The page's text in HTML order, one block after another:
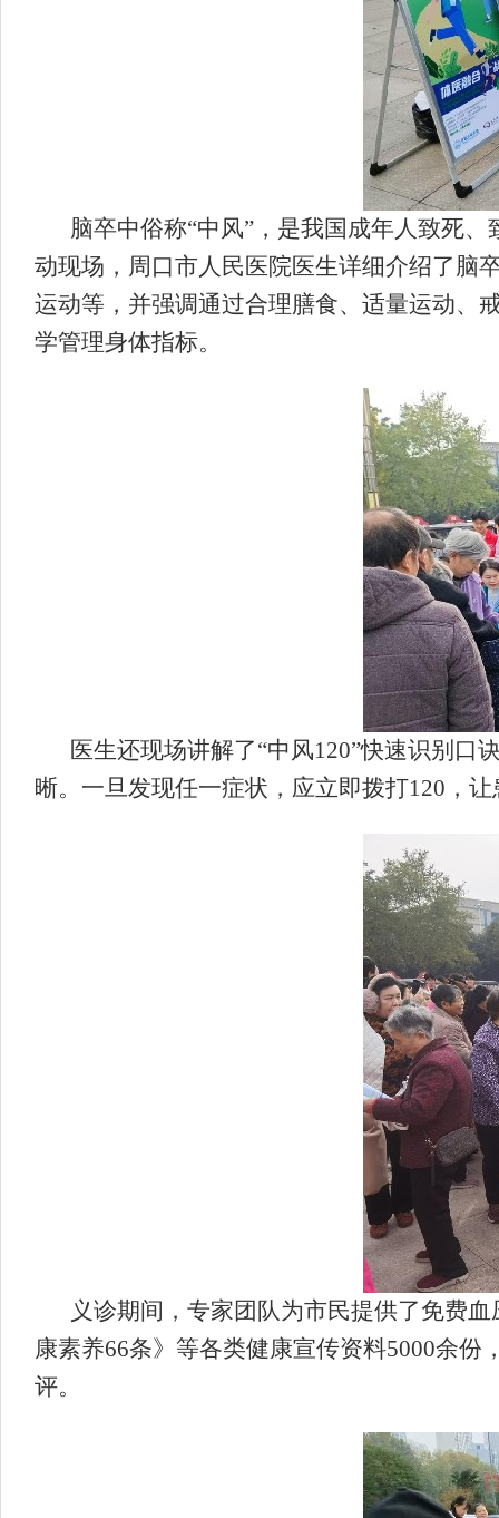
脑卒中俗称“中风”，是我国成年人致死
动现场，周口市人民医院医生详细介绍了脑
运动等，并强调通过合理膳食、适量运动、
学管理身体指标。
医生还现场讲解了“中风120”快速识别口
晰。一旦发现任一症状，应立即拨打120，
义诊期间，专家团队为市民提供了免费
康素养66条》等各类健康宣传资料5000余
评。